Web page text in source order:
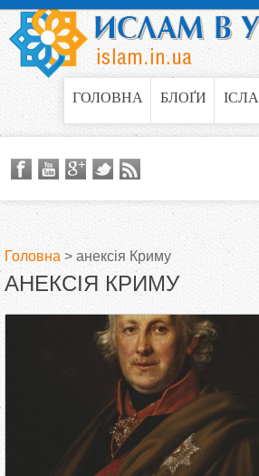
Jump to
ГОЛОВНА БЛОҐИ
В
у
Головна > анексія Криму
АНЕКСІЯ КРИМУ